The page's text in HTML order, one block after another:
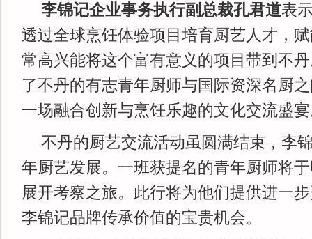
李锦记企业事务执行副总裁孔君道表
透过全球烹饪体验项目培育厨艺人才，
常高兴能将这个富有意义的项目带到不
了不丹的有志青年厨师与国际资深名厨
一场融合创新与烹饪乐趣的文化交流盛宴
不丹的厨艺交流活动虽圆满结束，李
年厨艺发展。一班获提名的青年厨师将
展开考察之旅。此行将为他们提供进一
李锦记品牌传承价值的宝贵机会。